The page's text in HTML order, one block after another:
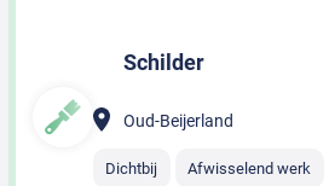
Schilder
Oud-Beijerland
Dichtbij Afwisselend werk